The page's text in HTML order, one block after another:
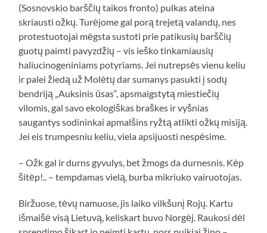
(Sosnovskio barščių taikos fronto) pulkas ateina
skriausti ožkų. Turėjome gal porą trejetą valandų, nes
protestuotojai mėgsta sustoti prie patikusių barščių
guotų paimti pavyzdžių – vis ieško tinkamiausių
haliucinogeniniams potyriams. Jei nutrepsės vienu keliu
ir palei žiedą už Molėtų dar sumanys pasukti į sodų
bendriją „Auksinis ūsas“, apsmaigstytą miestiečių
vilomis, gal savo ekologiškas braškes ir vyšnias
saugantys sodininkai apmalšins ryžtą atlikti ožkų misiją.
Jei eis trumpesniu keliu, viela apsijuosti nespėsime.
– Ožk gal ir durns gyvulys, bet žmogs da durnesnis. Kėp
šitėp!.. – tempdamas vielą, burba mikriuko vairuotojas.
Biržuose, tėvų namuose, jis laiko vilkšunį Rojų. Kartu
išmaišė visą Lietuvą, keliskart buvo Norgėj. Raukosi dėl